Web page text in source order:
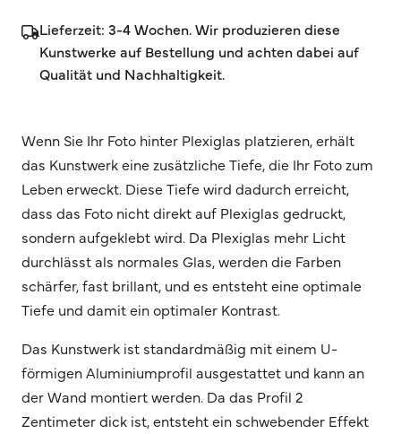
Lieferzeit: 3-4 Wochen. Wir produzieren diese
Kunstwerke auf Bestellung und achten dabei auf
Qualität und Nachhaltigkeit.
Wenn Sie Ihr Foto hinter Plexiglas platzieren, erhält
das Kunstwerk eine zusätzliche Tiefe, die Ihr Foto zum
Leben erweckt. Diese Tiefe wird dadurch erreicht,
dass das Foto nicht direkt auf Plexiglas gedruckt,
sondern aufgeklebt wird. Da Plexiglas mehr Licht
durchlässt als normales Glas, werden die Farben
schärfer, fast brillant, und es entsteht eine optimale
Tiefe und damit ein optimaler Kontrast.
Das Kunstwerk ist standardmäßig mit einem U-
förmigen Aluminiumprofil ausgestattet und kann an
der Wand montiert werden. Da das Profil 2
Zentimeter dick ist, entsteht ein schwebender Effekt